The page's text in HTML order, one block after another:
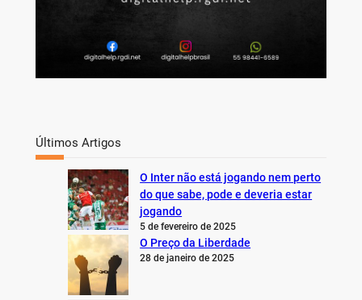
Últimos Artigos
O Inter não está jogando nem perto
do que sabe, pode e deveria estar
jogando
5 de fevereiro de 2025
O Preço da Liberdade
28 de janeiro de 2025